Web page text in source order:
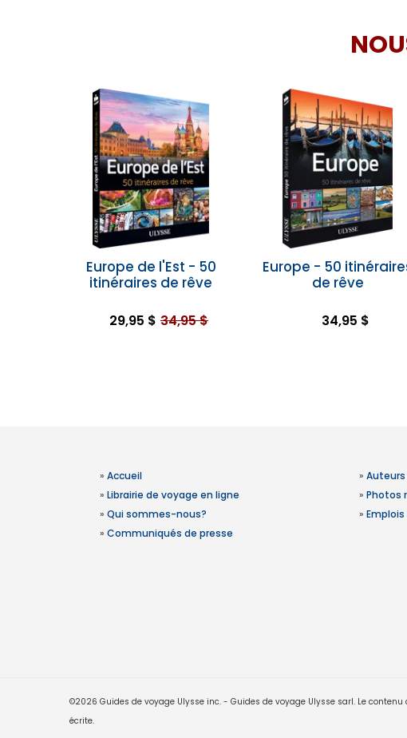
Europe de l'Est - 50
itinéraires de rêve
29,95 $ 34,95 $
Europe - 50
de rêve
34,95 $
» Accueil
» Librairie de voyage en ligne
» Qui sommes-nous?
» Communiqués de presse
»
» Photos
»
©2026 Guides de voyage Ulysse inc. - Guides de voyage Ulysse sarl. Le
écrite.